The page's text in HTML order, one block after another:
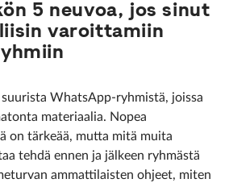
5 neuvoa, jos sinut
varoittamiin
WhatsApp-ryhmistä, joissa
materiaalia. Nopea
on tärkeää, mutta mitä muita
tehdä ennen ja jälkeen ryhmästä
ammattilaisten ohjeet, miten